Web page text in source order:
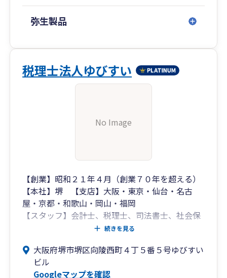
堺事務所では、税理士・公認会計士・社会保険労
務士等をはじめとする有資格者を中心とした約30
人・個人に対するトータルサービスを実施してお
ります。
きる者、医業・IT・その他特定業種に深度ある知
籍し、お客様の思いに寄り添い、お客様と共に課
題を解決できるよう日夜研鑽しております。
歴史ある堺の街から全国のお客様に、信頼性と革
新性のある総合税務サービスをご用意しておりま
すので、どうぞお気軽にご相談ください。
弥生製品
税理士法人ゆびすい
No Image
【創業】昭和２１年４月（創業７０年を超える）
【本社】堺 【支店】大阪・東京・仙台・名古
屋・京都・和歌山・岡山・福岡
【スタッフ】会計士、税理士、司法書士、社会保
険労務士、中小企業診断士、弥生認定インストラ
続きを見る
大阪府堺市堺区向陵西町４丁５番５号ゆびすい
ビル
Googleマップを確認